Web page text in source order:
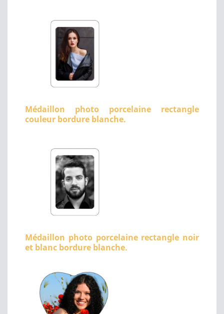
Médaillon photo porcelaine rectangle
couleur bordure blanche.
Médaillon photo porcelaine rectangle noir
et blanc bordure blanche.